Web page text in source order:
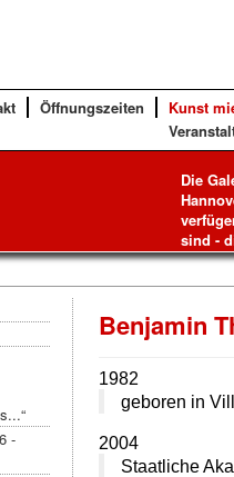
Öffnungszeiten
Kunst
Die
sind -
-
Benjamin
1982
geboren in
2004
Staatliche